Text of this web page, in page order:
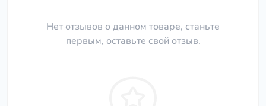
Нет отзывов о данном товаре, станьте
первым, оставьте свой отзыв.